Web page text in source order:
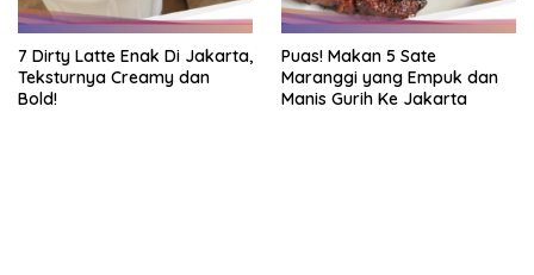
7 Dirty Latte Enak Di Jakarta,
Teksturnya Creamy dan
Bold!
Puas! Makan 5 Sate
Maranggi yang Empuk dan
Manis Gurih Ke Jakarta